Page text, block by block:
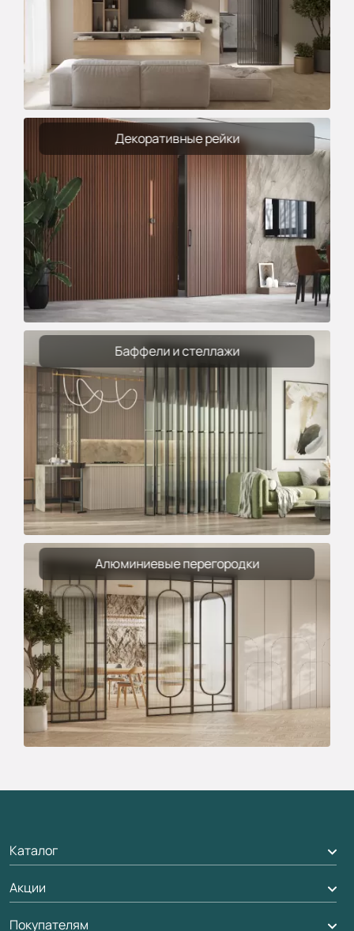
Декоративные рейки
Баффели и стеллажи
Алюминиевые перегородки
Каталог
Межкомнатные двери
Подбор двери
Акции
Акции компании
Покупателям